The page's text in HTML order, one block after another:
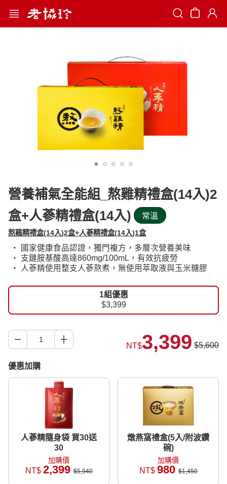
Search
營養補氣全能組_熬雞精禮盒(14入)2
盒+人蔘精禮盒(14入)
常溫
熬雞精禮盒(14入)2盒+人蔘精禮盒(14入)1盒
‧ 國家健康食品認證，獨門複方，多層次營養美味
‧ 支鏈胺基酸高達860mg/100mL，有效抗疲勞
‧ 人蔘精使用整支人蔘熬煮，無使用萃取液與玉米糖膠
1組優惠
$3,399
NT$3,399 $5,600
優惠加購
人蔘精隨身袋 買30送
30
加購價
NT$ 2,399$5,940
燉燕窩禮盒(5入/附波鑽
碗)
加購價
NT$ 980$1,450